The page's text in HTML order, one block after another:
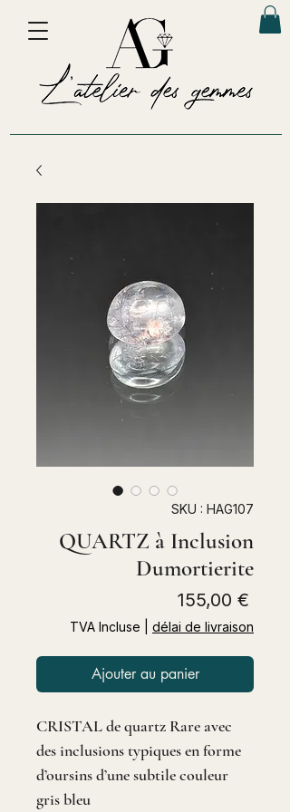
SKU : HAG107
QUARTZ à Inclusion
Dumortierite
155,00 €
TVA Incluse délai de livraison
Ajouter au panier
CRISTAL de quartz Rare avec
des inclusions typiques en forme
d’oursins d’une subtile couleur
gris bleu